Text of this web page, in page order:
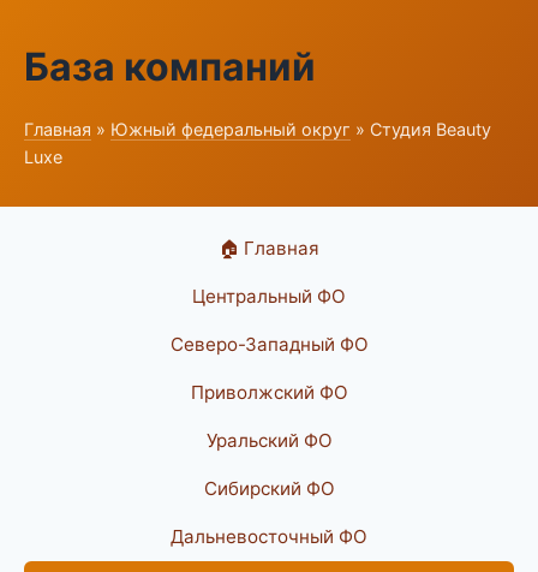
База компаний
Главная » Южный федеральный округ » Студия Beauty
Luxe
🏠 Главная
Центральный ФО
Северо-Западный ФО
Приволжский ФО
Уральский ФО
Сибирский ФО
Дальневосточный ФО